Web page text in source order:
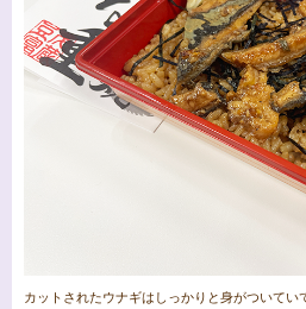
カットされたウナギはしっかりと身がついてい